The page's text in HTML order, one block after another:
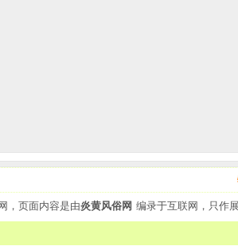
，页面内容是由炎黄风俗网 编录于互联网，只作